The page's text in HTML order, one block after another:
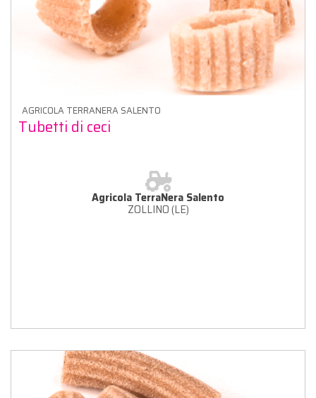
AGRICOLA TERRANERA SALENTO
Tubetti di ceci
Agricola TerraNera Salento
ZOLLINO (LE)